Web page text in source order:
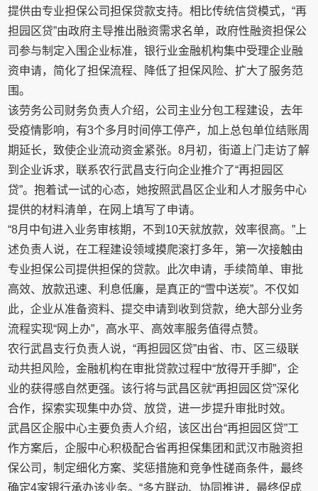
提供由专业担保公司担保贷款支持。相比传统信贷模式，“再
担园区贷”由政府主导推出融资需求名单，政府性融资担保公
司参与制定入围企业标准，银行业金融机构集中受理企业融
资申请，简化了担保流程、降低了担保风险、扩大了服务范
围。
该劳务公司财务负责人介绍，公司主业分包工程建设，去年
受疫情影响，有3个多月时间停工停产，加上总包单位结账周
期延长，致使企业流动资金紧张。8月初，街道上门走访了解
到企业诉求，联系农行武昌支行向企业推介了“再担园区
贷”。抱着试一试的心态，她按照武昌区企业和人才服务中心
提供的材料清单，在网上填写了申请。
“8月中旬进入业务审核期，不到10天就放款，效率很高。”上
述负责人说，在工程建设领域摸爬滚打多年，第一次接触由
专业担保公司提供担保的贷款。此次申请，手续简单、审批
高效、放款迅速、利息低廉，是真正的“雪中送炭”。不仅如
此，企业从准备资料、提交申请到收到贷款，绝大部分业务
流程实现“网上办”，高水平、高效率服务值得点赞。
农行武昌支行负责人说，“再担园区贷”由省、市、区三级联
动共担风险，金融机构在审批贷款过程中“放得开手脚”，企
业的获得感自然更强。该行将与武昌区就“再担园区贷”深化
合作，探索实现集中办贷、放贷，进一步提升审批时效。
武昌区企服中心主要负责人介绍，该区出台“再担园区贷”工
作方案后，企服中心积极配合省再担保集团和武汉市融资担
保公司，制定细化方案、奖惩措施和竞争性磋商条件，最终
确定4家银行承办该业务。“多方联动、协同推进，最终促成